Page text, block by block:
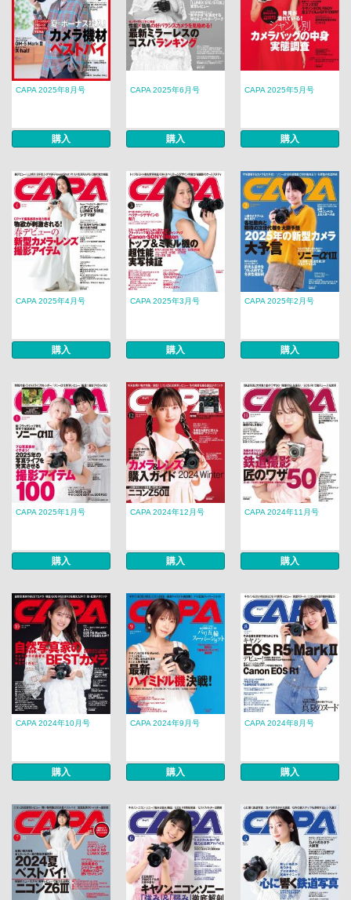
CAPA 2025年8月号
購入
CAPA 2025年6月号
購入
CAPA 2025年5月号
購入
CAPA 2025年4月号
購入
CAPA 2025年3月号
購入
CAPA 2025年2月号
購入
CAPA 2025年1月号
購入
CAPA 2024年12月号
購入
CAPA 2024年11月号
購入
CAPA 2024年10月号
購入
CAPA 2024年9月号
購入
CAPA 2024年8月号
購入